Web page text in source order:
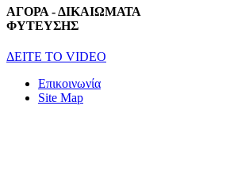
ΑΓΟΡΑ - ΔΙΚΑΙΩΜΑΤΑ
ΦΥΤΕΥΣΗΣ
ΔEITE TO VIDEO
Επικοινωνία
Site Map